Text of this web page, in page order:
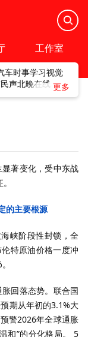
工作室
车时事学习视觉
声北晚在线
著变化，受中东战
的主要根源
峡阶段性封锁，全
特原油价格一度冲
回落态势。联合国
期从年初的3.1%大
警2026年全球通胀
和”的分化格局。 5